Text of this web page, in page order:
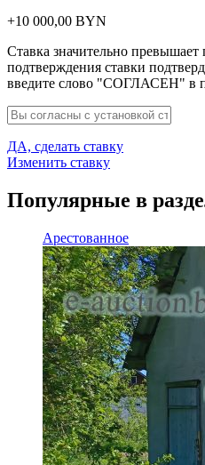
+10 000,00 BYN
Ставка значительно
подтверждения ставки
введите слово "СОГЛАСЕН" в
ДА, сделать ставку
Изменить ставку
Популярные в
Арестованное